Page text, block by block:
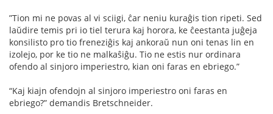
”Tion mi ne povas al vi sciigi, ĉar neniu kuraĝis tion ripeti. Sed
laŭdire temis pri io tiel terura kaj horora, ke ĉeestanta juĝeja
konsilisto pro tio freneziĝis kaj ankoraŭ nun oni tenas lin en
izolejo, por ke tio ne malkaŝiĝu. Tio ne estis nur ordinara
ofendo al sinjoro imperiestro, kian oni faras en ebriego.”
“Kaj kiajn ofendojn al sinjoro imperiestro oni faras en
ebriego?” demandis Bretschneider.